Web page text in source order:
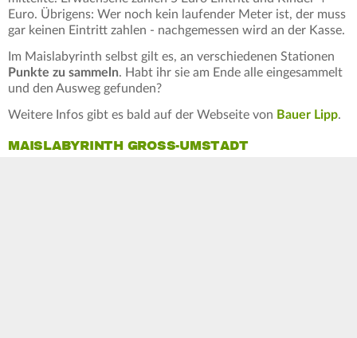
Euro. Übrigens: Wer noch kein laufender Meter ist, der muss
gar keinen Eintritt zahlen - nachgemessen wird an der Kasse.
Im Maislabyrinth selbst gilt es, an verschiedenen Stationen
Punkte zu sammeln. Habt ihr sie am Ende alle eingesammelt
und den Ausweg gefunden?
Weitere Infos gibt es bald auf der Webseite von Bauer Lipp.
MAISLABYRINTH GROSS-UMSTADT